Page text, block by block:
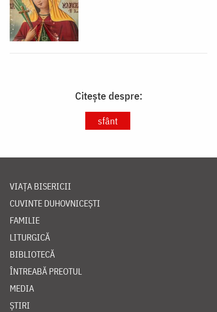
Citește despre:
sfânt
VIAȚA BISERICII
CUVINTE DUHOVNICEȘTI
FAMILIE
LITURGICĂ
BIBLIOTECĂ
ÎNTREABĂ PREOTUL
MEDIA
ȘTIRI